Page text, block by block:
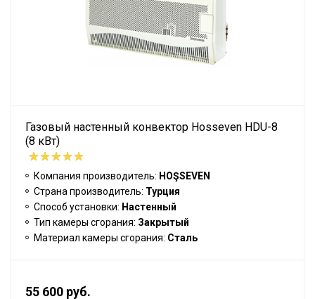
Газовый настенный конвектор Hosseven HDU-8
(8 кВт)
Компания производитель: HOŞSEVEN
Страна производитель: Турция
Способ установки: Настенный
Тип камеры сгорания: Закрытый
Материал камеры сгорания: Сталь
55 600 руб.